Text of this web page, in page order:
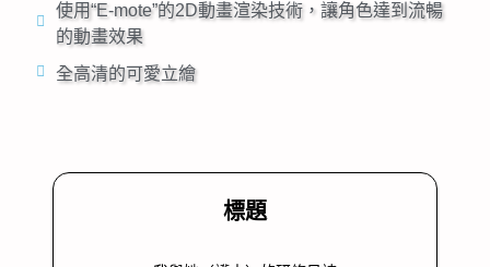
使用“E-mote”的2D動畫渲染技術，讓角色達到流暢
的動畫效果
全高清的可愛立繪
標題